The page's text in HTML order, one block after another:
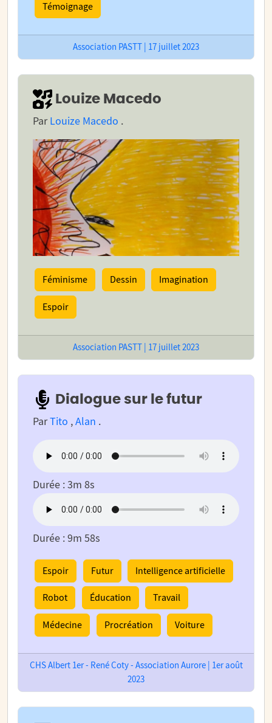
Témoignage
Association PASTT | 17 juillet 2023
Louize Macedo
ParLouize Macedo .
Féminisme Dessin Imagination
Espoir
Association PASTT | 17 juillet 2023
Dialogue sur le futur
ParTito ,Alan .
Durée : 3m 8s
Durée : 9m 58s
Espoir Futur Intelligence artificielle
Robot Éducation Travail
Médecine Procréation Voiture
CHS Albert 1er - René Coty - Association Aurore | 1er août
2023